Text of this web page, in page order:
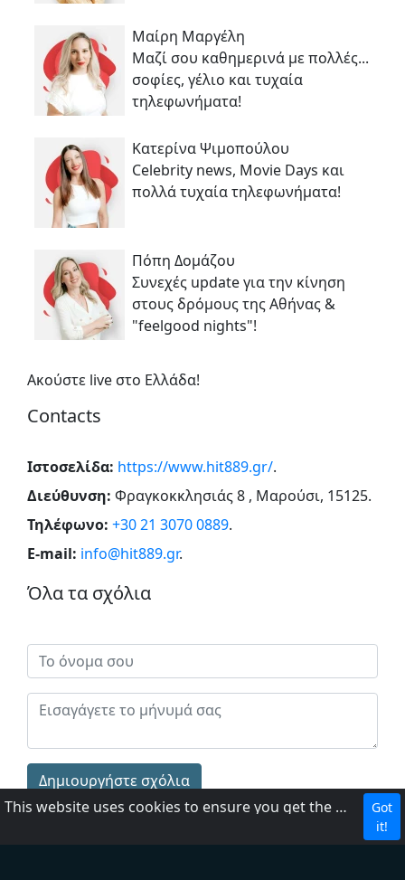
Μαίρη Μαργέλη
Μαζί σου καθημερινά με πολλές...
σοφίες, γέλιο και τυχαία
τηλεφωνήματα!
Κατερίνα Ψιμοπούλου
Celebrity news, Μοvie Days και
πολλά τυχαία τηλεφωνήματα!
Πόπη Δομάζου
Συνεχές update για την κίνηση
στους δρόμους της Αθήνας &
"feelgood nights"!
Ακούστε live στο Ελλάδα!
Contacts
Ιστοσελίδα: https://www.hit889.gr/.
Διεύθυνση: Φραγκοκκλησιάς 8 , Μαρούσι, 15125.
Τηλέφωνο: +30 21 3070 0889.
E-mail: info@hit889.gr.
Όλα τα σχόλια
Δημιουργήστε σχόλια
This website uses cookies to ensure you get the best experience on our website.
Got
it!